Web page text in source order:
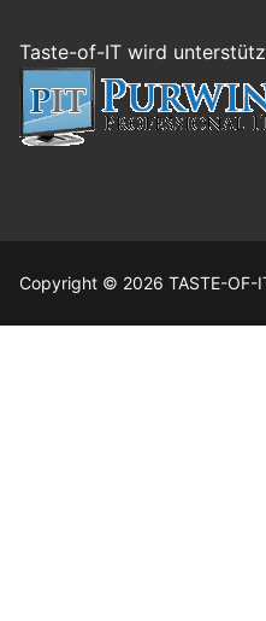
Taste-of-IT wird
Copyright © 2026 TASTE-OF-